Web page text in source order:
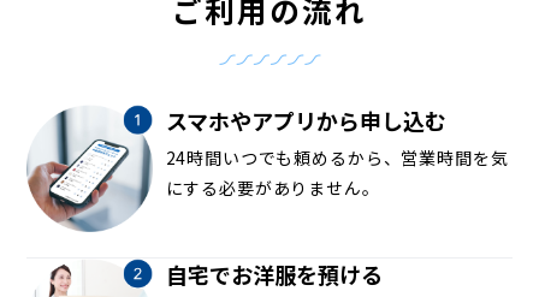
ご利用の流れ
スマホやアプリから申し込む
24時間いつでも頼めるから、営業時間を気
にする必要がありません。
自宅でお洋服を預ける